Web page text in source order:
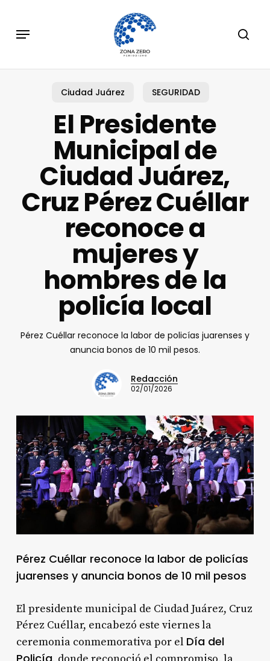
main
Menu
Ciudad Juárez SEGURIDAD
El Presidente
Municipal de
Ciudad Juárez,
Cruz Pérez Cuéllar
reconoce a
mujeres y
hombres de la
policía local
Pérez Cuéllar reconoce la labor de policías juarenses y
anuncia bonos de 10 mil pesos.
Redacción
02/01/2026
Pérez Cuéllar reconoce la labor de policías
juarenses y anuncia bonos de 10 mil pesos
El presidente municipal de Ciudad Juárez, Cruz
Pérez Cuéllar, encabezó este viernes la
ceremonia conmemorativa por el Día del